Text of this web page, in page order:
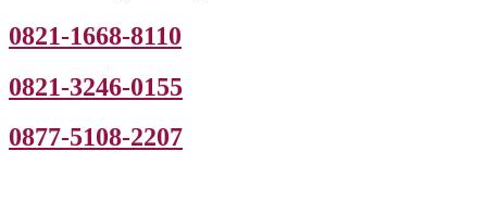
0821-1668-8110
0821-3246-0155
0877-5108-2207